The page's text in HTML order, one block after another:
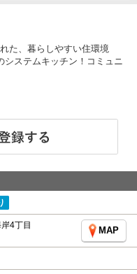
た、暮らしやすい住環境
ステムキッチン！コミュニ
4丁目
MAP